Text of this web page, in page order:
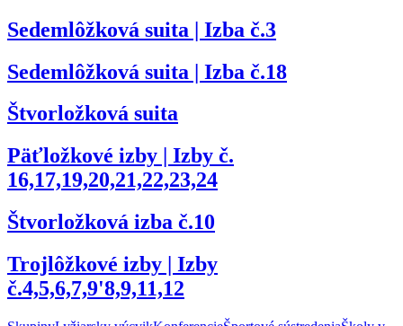
Sedemlôžková suita | Izba č.3
Sedemlôžková suita | Izba č.18
Štvorložková suita
Päťložkové izby | Izby č.
16,17,19,20,21,22,23,24
Štvorložková izba č.10
Trojlôžkové izby | Izby
č.4,5,6,7,9'8,9,11,12